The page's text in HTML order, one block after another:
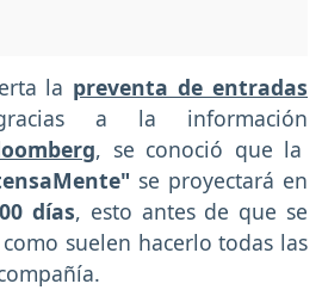
la preventa de entradas
a la información
, se conoció que la
se proyectará en
días, esto antes de que se
como suelen hacerlo todas las